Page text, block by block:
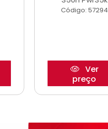
Código: 57294
Ver
preço